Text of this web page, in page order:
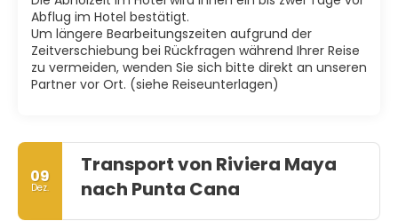
Abflug im Hotel bestätigt.
Um längere Bearbeitungszeiten aufgrund der
Zeitverschiebung bei Rückfragen während Ihrer Reise
zu vermeiden, wenden Sie sich bitte direkt an unseren
Partner vor Ort. (siehe Reiseunterlagen)
09
Dez.
Transport von Riviera Maya
nach Punta Cana